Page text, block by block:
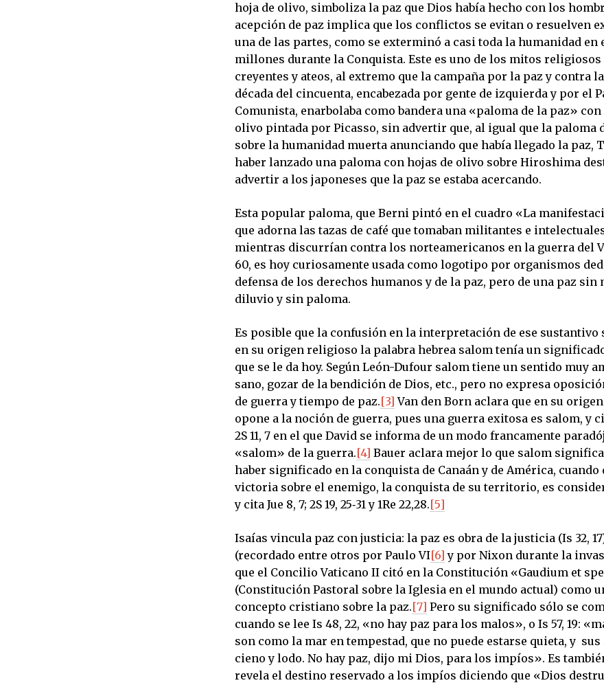
hoja de olivo, simboliza la paz que Dios había hecho con los
acepción de paz implica que los conflictos se evitan o resuelven
una de las partes, como se exterminó a casi toda la humanidad en
millones durante la Conquista. Este es uno de los mitos
creyentes y ateos, al extremo que la campaña por la paz y contra
década del cincuenta, encabezada por gente de izquierda y por el
Comunista, enarbolaba como bandera una «paloma de la paz»
olivo pintada por Picasso, sin advertir que, al igual que la paloma
sobre la humanidad muerta anunciando que había llegado la paz,
haber lanzado una paloma con hojas de olivo sobre Hiroshima
advertir a los japoneses que la paz se estaba acercando.
Esta popular paloma, que Berni pintó en el cuadro «La
que adorna las tazas de café que tomaban militantes e
mientras discurrían contra los norteamericanos en la guerra del
60, es hoy curiosamente usada como logotipo por organismos
defensa de los derechos humanos y de la paz, pero de una paz sin
diluvio y sin paloma.
Es posible que la confusión en la interpretación de ese sustantivo
en su origen religioso la palabra hebrea salom tenía un
que se le da hoy. Según León-Dufour salom tiene un sentido muy
sano, gozar de la bendición de Dios, etc., pero no expresa
de guerra y tiempo de paz.[3] Van den Born aclara que en su
opone a la noción de guerra, pues una guerra exitosa es salom, y
2S 11, 7 en el que David se informa de un modo francamente
«salom» de la guerra.[4] Bauer aclara mejor lo que salom
haber significado en la conquista de Canaán y de América, cuando
victoria sobre el enemigo, la conquista de su territorio, es
y cita Jue 8, 7; 2S 19, 25‑31 y 1Re 22,28.[5]
Isaías vincula paz con justicia: la paz es obra de la justicia (Is 32,
(recordado entre otros por Paulo VI[6] y por Nixon durante la
que el Concilio Vaticano II citó en la Constitución «Gaudium et
(Constitución Pastoral sobre la Iglesia en el mundo actual) como
concepto cristiano sobre la paz.[7] Pero su significado sólo se
cuando se lee Is 48, 22, «no hay paz para los malos», o Is 57, 19:
son como la mar en tempestad, que no puede estarse quieta, y
cieno y lodo. No hay paz, dijo mi Dios, para los impíos». Es
revela el destino reservado a los impíos diciendo que «Dios